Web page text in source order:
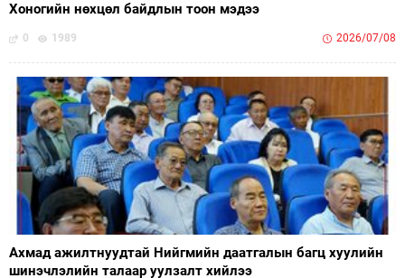
Хоногийн нөхцөл байдлын тоон мэдээ
0 1989 2026/07/08
Ахмад ажилтнуудтай Нийгмийн даатгалын багц хуулийн
шинэчлэлийн талаар уулзалт хийлээ